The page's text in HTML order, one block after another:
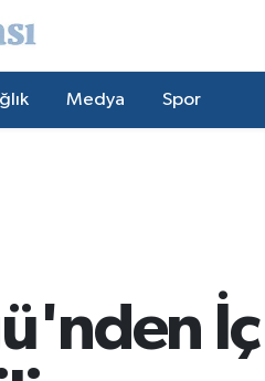
Medya Spor